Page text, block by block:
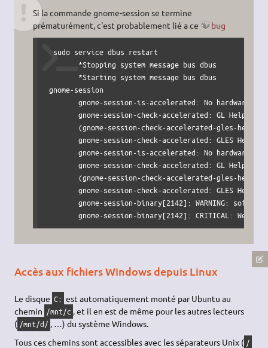
Si la commande gnome-session se termine
prématurément, c'est probablement lié a ce
bug
  sudo service dbus restart
*Stopping system message bus dbus
*Starting system message bus dbus
gnome-session
gnome-session-is-accelerated: No hardware 3D
gnome-session-check-accelerated: GL Helper
(gnome-session-check-accelerated-gles-
gnome-session-check-accelerated: GLES Helper
gnome-session-is-accelerated: No hardware 3D
gnome-session-check-accelerated: GL Helper
(gnome-session-check-accelerated-gles-
gnome-session-check-accelerated: GLES Helper
gnome-session-binary[2142]: WARNING:
gnome-session-binary[2142]: CRITICAL: We
Accès aux fichiers Windows depuis Linux
Le disque C: est automatiquement monté par Ubuntu au
chemin /mnt/c , et il en est de même pour les autres lecteurs
( /mnt/d/ , …) du système Windows.
Tous ces chemins sont accessibles avec les séparateurs Unix ( /